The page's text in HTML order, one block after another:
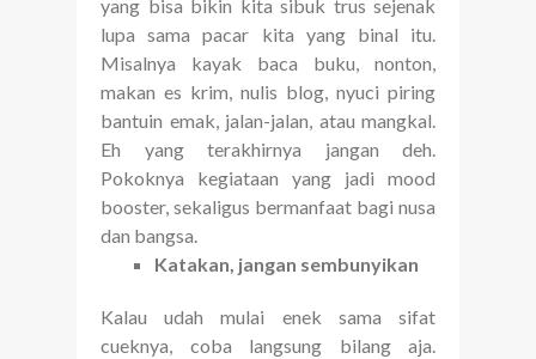
yang bisa bikin kita sibuk trus sejenak
lupa sama pacar kita yang binal itu.
Misalnya kayak baca buku, nonton,
makan es krim, nulis blog, nyuci piring
bantuin emak, jalan-jalan, atau mangkal.
Eh yang terakhirnya jangan deh.
Pokoknya kegiataan yang jadi mood
booster, sekaligus bermanfaat bagi nusa
dan bangsa.
Katakan, jangan sembunyikan
Kalau udah mulai enek sama sifat
cueknya, coba langsung bilang aja.